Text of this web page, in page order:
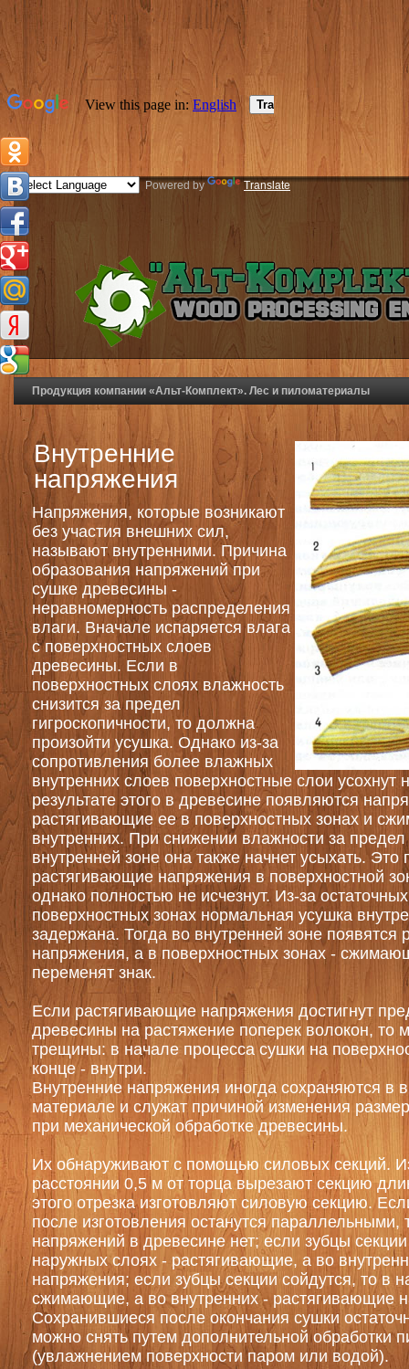
Powered by Translate
Продукция компании «Альт-Комплект». Лес и пиломатериалы
Внутренние
напряжения
Напряжения, которые возникают
без участия внешних сил,
называют внутренними. Причина
образования напряжений при
сушке древесины -
неравномерность распределения
влаги. Вначале испаряется влага
с поверхностных слоев
древесины. Если в
поверхностных слоях влажность
снизится за предел
гигроскопичности, то должна
произойти усушка. Однако из-за
сопротивления более влажных
внутренних слоев поверхностные слои усохнут
результате этого в древесине появляются
растягивающие ее в поверхностных зонах и
внутренних. При снижении влажности за предел
внутренней зоне она также начнет усыхать. Это
растягивающие напряжения в поверхностной
однако полностью не исчезнут. Из-за
поверхностных зонах нормальная усушка
задержана. Тогда во внутренней зоне появятся
напряжения, а в поверхностных зонах -
переменят знак.
Если растягивающие напряжения достигнут
древесины на растяжение поперек волокон, то
трещины: в начале процесса сушки на
конце - внутри.
Внутренние напряжения иногда сохраняются в
материале и служат причиной изменения
при механической обработке древесины.
Их обнаруживают с помощью силовых секций.
расстоянии 0,5 м от торца вырезают секцию
этого отрезка изготовляют силовую секцию.
после изготовления останутся параллельными,
напряжений в древесине нет; если зубцы
наружных слоях - растягивающие, а во
напряжения; если зубцы секции сойдутся, то в
сжимающие, а во внутренних - растягивающие
Сохранившиеся после окончания сушки
можно снять путем дополнительной обработки
(увлажнением поверхности паром или водой).